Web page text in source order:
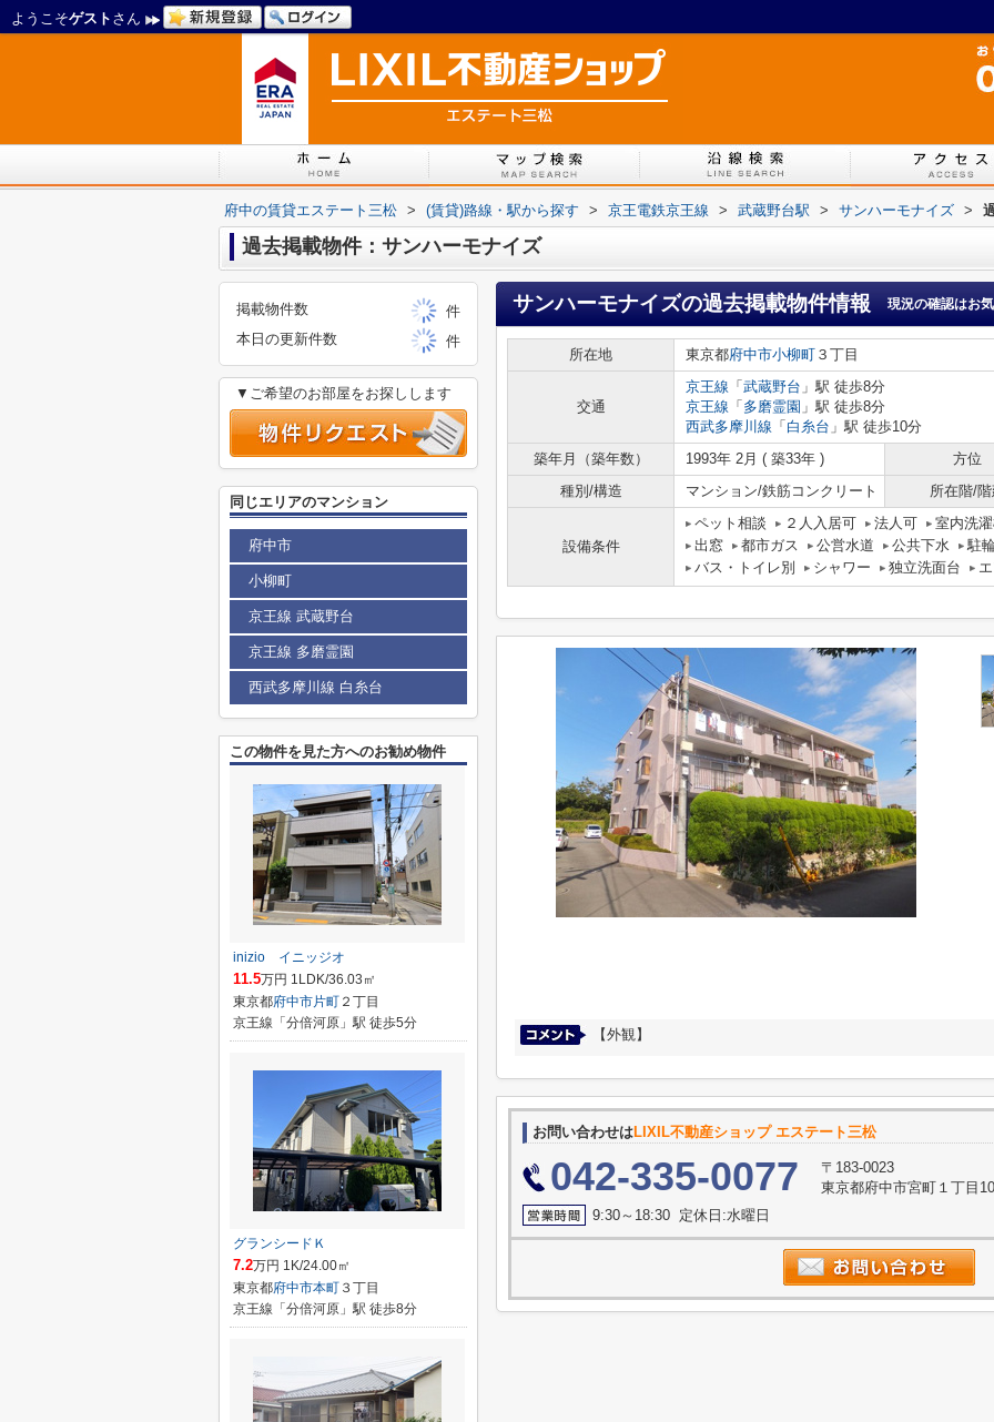
ようこそゲスト さん
府中の賃貸エステート三松 > (賃貸)路線・駅から探す > 京王電鉄京王線 > 武蔵野台駅 > サンハーモナイズ >
過去掲載物件：サンハーモナイズ
サンハーモナイズの過去掲載物件情報 現況の確認はお
所在地 東京都府中市小柳町 ３丁目
交通
京王線 「 武蔵野台 」駅 徒歩8分
京王線 「 多磨霊園 」駅 徒歩8分
西武多摩川線 「 白糸台 」駅 徒歩10分
築年月（築年数）
1993年 2月 ( 築33年 ) 方位
種別/構造
マンション/鉄筋コンクリート 所在階/階
設備条件
ペット相談 ２人入居可 法人可 室内洗
出窓
都市ガス 公営水道 公共下水 駐
バス・トイレ別
シャワー 独立洗面台
【外観】
お問い合わせはLIXIL不動産ショップ エステート三松
042-335-0077
〒183-0023
東京都府中市宮町１丁目
9:30～18:30 定休日:水曜日
掲載物件数
件
本日の更新件数
件
▼ご希望のお部屋をお探しします
同じエリアのマンション
府中市
小柳町
京王線 武蔵野台
京王線 多磨霊園
西武多摩川線 白糸台
この物件を見た方へのお勧め物件
inizio イニッジオ
11.5万円 1LDK/36.03㎡
東京都府中市片町 ２丁目
京王線「分倍河原」駅 徒歩5分
グランシードＫ
7.2万円 1K/24.00㎡
東京都府中市本町 ３丁目
京王線「分倍河原」駅 徒歩8分